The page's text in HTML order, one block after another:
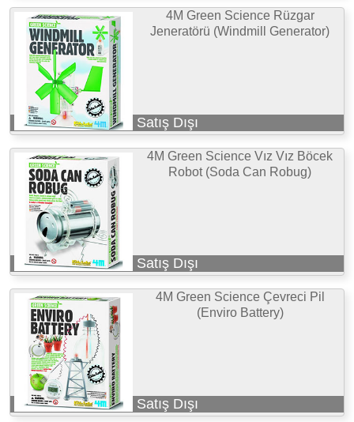
4M Green Science Rüzgar
Jeneratörü (Windmill Generator)
Satış Dışı
4M Green Science Vız Vız Böcek
Robot (Soda Can Robug)
Satış Dışı
4M Green Science Çevreci Pil
(Enviro Battery)
Satış Dışı